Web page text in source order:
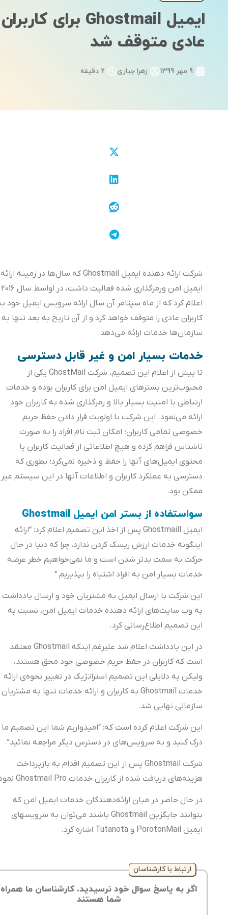
ایمیل Ghostmail برای کاربران
عادی متوقف شد
زهرا جباری 2 دقیقه
شرکت ارائه دهنده ایمیل Ghostmail که سال‌ها در زمینه ارائه
ایمیل امن ورمزگذاری شده فعالیت داشت، در اواسط سال 2016
اعلام کرد که از ماه سپتامر آن سال ارائه سرویس ایمیل خود به
کاربران عادی را متوقف خواهد کرد و از آن تاریخ به بعد تنها به
سازمان‌ها خدمات ارائه می‌دهد.
خدمات بسیار امن و غیر قابل دسترسی
تا پیش از اعلام این تصمیم، شرکت GhostMail یکی از
محبوب‌ترین بسترهای ایمیل امن برای کاربران بوده و خدمات
ارتباطی با امنیت بسیار بالا و رمزگذاری شده به کاربران خود
ارائه می‌نمود. این شرکت با اولویت قرار دادن حفظ حریم
خصوصی تمامی کاربران؛ امکان ثبت نام افراد را به صورت
ناشناس فراهم کرده و هیچ اطلاعاتی از فعالیت کاربران یا
محتوی ایمیل‌های آنها را حفظ و ذخیره نمی‌کرد؛ بطوری که
دسترسی به عملکرد کاربران و اطلاعات آنها در این سیستم غیر
ممکن بود.
سواستفاده از بستر امن ایمیل Ghostmail
ایمیل Ghostmaill پس از اخذ این تصمیم اعلام کرد: “ارائه
اینگونه خدمات ارزش ریسک کردن ندارد، چرا که دنیا در حال
حرکت به سمت بدتر شدن است و ما نمی‌خواهیم خطر عرضه‌
خدمات بسیار امن به افراد اشتباه را بپذیریم “
این شرکت با ارسال ایمیل به مشتریان خود و ارسال یادداشت
به وب سایت‌های ارائه دهنده‌ خدمات ایمیل امن، نسبت به
این تصمیم اطلاع‌رسانی کرد.
در این یادداشت اعلام شد علیرغم اینکه Ghostmail معتقد
است که کاربران در حفظ حریم خصوصی خود محق هستند،
ولیکن به دلایلی این تصمیم استراتژیک در تغییر نحوه‌ی ارائه‌
خدمات Ghostmail به کاربران و ارائه‌ خدمات تنها به مشتریان
سازمانی نهایی شد.
این شرکت اعلام کرده است که: “امیدواریم شما این تصمیم ما را
درک کنید و به سرویس‌های در دسترس دیگر مراجعه نمائید”.
شرکت Ghostmail پس از این تصمیم اقدام به بازپرداخت
هزینه‌های دریافت شده از کاربران خدمات Ghostmail Pro نمود.
در حال حاضر در میان ارائه‌دهندگان خدمات ایمیل امن که
بتوانند جایگزین Ghostmail باشند می‌توان به سرویسهای
ایمیل PorotonMail و Tutanota اشاره کرد.
ارتباط با کارشناسان
اگر به پاسخ سوال خود نرسیدید، کارشناسان ما همراه
شما هستند